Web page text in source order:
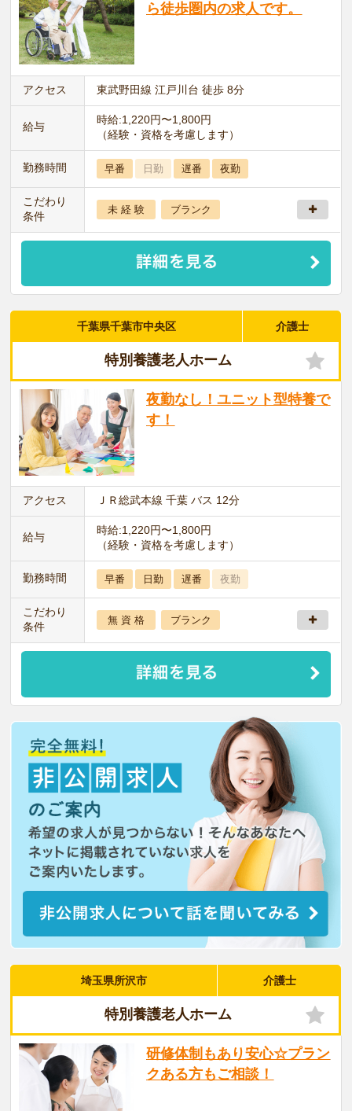
ら徒歩圏内の求人です。
アクセス 東武野田線 江戸川台 徒歩 8分
給与
時給:1,220円〜1,800円
（経験・資格を考慮します）
勤務時間 早番 日勤 遅番 夜勤
こだわり
条件
未 経 験 ブランク
千葉県千葉市中央区 介護士
特別養護老人ホーム
夜勤なし！ユニット型特養で
す！
アクセス ＪＲ総武本線 千葉 バス 12分
給与
時給:1,220円〜1,800円
（経験・資格を考慮します）
勤務時間 早番 日勤 遅番 夜勤
こだわり
条件
無 資 格 ブランク
埼玉県所沢市 介護士
特別養護老人ホーム
研修体制もあり安心☆プラン
クある方もご相談！